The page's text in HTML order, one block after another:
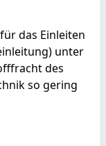
das Einleiten
unter
des
so gering